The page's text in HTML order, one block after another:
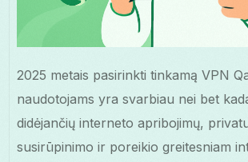
2025 metais pasirinkti tinkamą VPN
naudotojams yra svarbiau nei bet
didėjančių interneto apribojimų,
susirūpinimo ir poreikio greitesniam